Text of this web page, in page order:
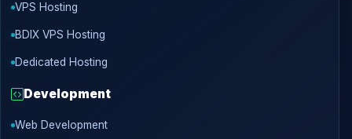
VPS Hosting
BDIX VPS Hosting
Dedicated Hosting
Development
Web Development